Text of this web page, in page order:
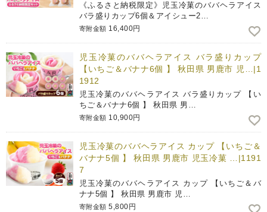
《ふるさと納税限定》児玉冷菓のババヘラアイス
バラ盛りカップ6個＆アイシュー2…
寄附金額 16,400円
児玉冷菓のババヘラアイス バラ盛りカップ
【いちご＆バナナ6個 】 秋田県 男鹿市 児…|1
1912
児玉冷菓のババヘラアイス バラ盛りカップ 【い
ちご＆バナナ6個 】 秋田県 男…
寄附金額 10,900円
児玉冷菓のババヘラアイス カップ 【いちご＆
バナナ5個 】 秋田県 男鹿市 児玉冷菓 …|1191
7
児玉冷菓のババヘラアイス カップ 【いちご＆バ
ナナ5個 】 秋田県 男鹿市 児…
寄附金額 5,800円